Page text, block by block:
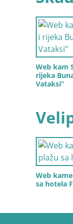
Web kam
rijeka
Vataksi”
Web
sa hotela